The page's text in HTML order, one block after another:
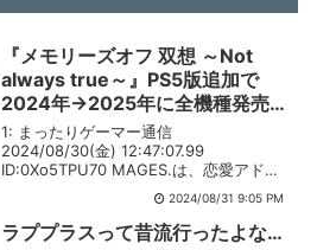
『メモリーズオフ 双想 ～Not
always true～』PS5版追加で
2024年→2025年に全機種発売延
期
1: まったりゲーマー通信
2024/08/30(金) 12:47:07.99
ID:0Xo5TPU70 MAGES.は、恋愛アドベ
ーズ25周年記念作品『メモリーズオフ 双
想 ～Not always tr...
2024/08/31 9:05 PM
ラププラスって昔流行ったよな…